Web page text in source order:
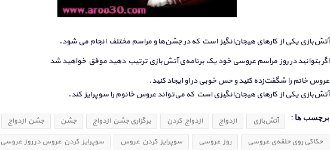
آتش‌بازی یکی از کارهای هیجان‌انگیز است که در جشن‌ها و مراسم مختلف انجام می شود.
اگر بتوانید در روز مراسم عروسی خود یک برنامه‌ی آتش‌بازی ترتیب دهید موفق خواهید شد
عروس خانم را شگفت‌زده کنید و حس خوبی در او ایجاد کنید.
آتش‌بازی یکی از کارهای هیجان‌انگیزی است که می‌تواند عروس خانوم را سوپرایز کند.
برچسب ها : آتش‌بازی ازدواج ازدواج کردن برگزاری جشن ازدواج جشن
جشن ازدواج
حکاکی روی حلقه‌ی عروسی
روز عروسی سوپرایز کردن عروس
سوپرایز کردن عروس در روز عروسی